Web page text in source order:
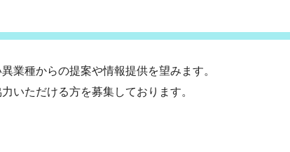
業種からの提案や情報提供を望みます。
いただける方を募集しております。